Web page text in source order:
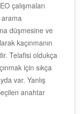
çalışmaları
arama
düşmesine ve
kaçınmanın
Telafisi oldukça
için sıkça
var. Yanlış
anahtar